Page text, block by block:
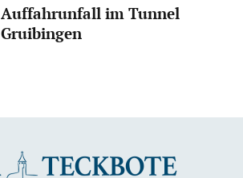
Auffahrunfall im Tunnel
Gruibingen